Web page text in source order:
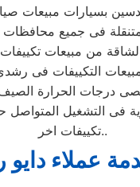
بسيارات مبيعات
من مبيعات
درجات الحرارة
فى التشغيل المتواصل
تكييفات اخر..
عملاء